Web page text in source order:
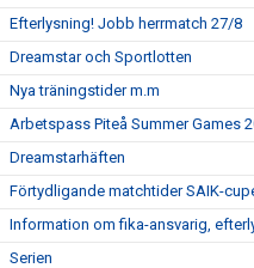
Efterlysning! Jobb herrmatch 27/8
Dreamstar och Sportlotten
Nya träningstider m.m
Arbetspass Piteå Summer Games
Dreamstarhäften
Förtydligande matchtider SAIK-
Information om fika-ansvarig,
Serien